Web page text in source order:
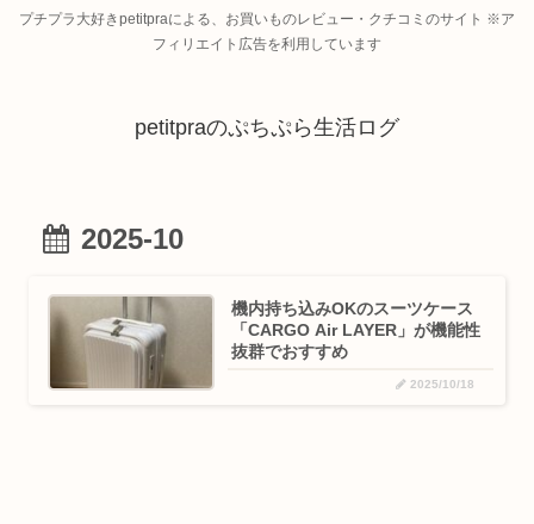
プチプラ大好きpetitpraによる、お買いものレビュー・クチコミのサイト ※ア
フィリエイト広告を利用しています
petitpraのぷちぷら生活ログ
2025-10
機内持ち込みOKのスーツケース
「CARGO Air LAYER」が機能性
抜群でおすすめ
2025/10/18